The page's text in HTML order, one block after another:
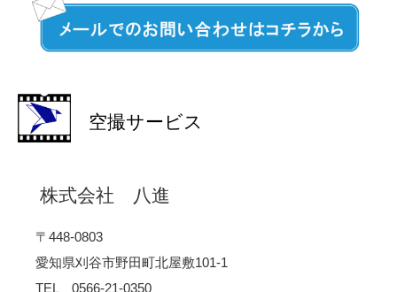
空撮サービス
株式会社 八進
〒448-0803
愛知県刈谷市野田町北屋敷101-1
TEL 0566-21-0350